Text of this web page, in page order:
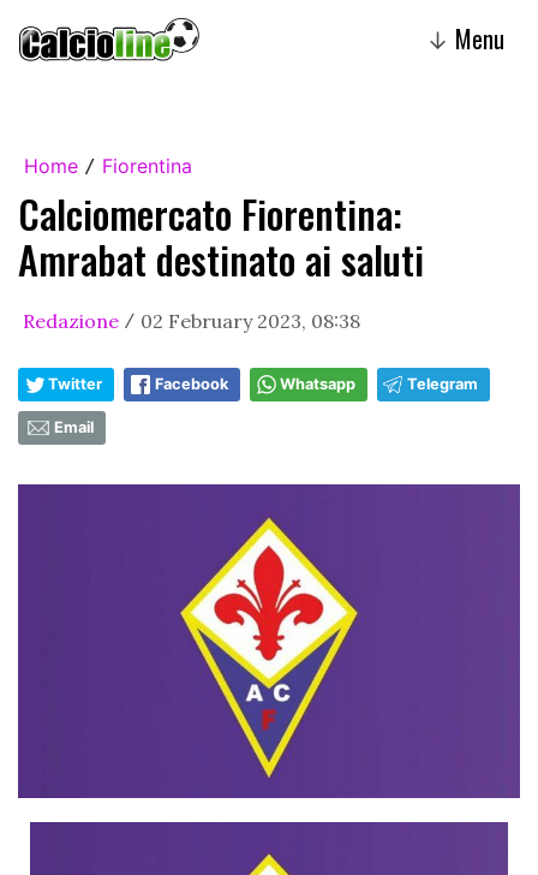
↓ Menu
Home / Fiorentina
Calciomercato Fiorentina:
Amrabat destinato ai saluti
Redazione / 02 February 2023, 08:38
Twitter Facebook Whatsapp Telegram
Email